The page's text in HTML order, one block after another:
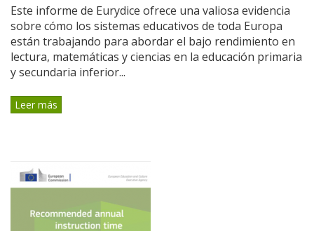
Este informe de Eurydice ofrece una valiosa evidencia
sobre cómo los sistemas educativos de toda Europa
están trabajando para abordar el bajo rendimiento en
lectura, matemáticas y ciencias en la educación primaria
y secundaria inferior...
Leer más